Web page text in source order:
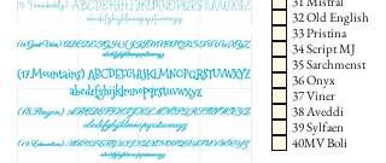
32 Old English
33 Pristina
34 Script MJ
35 Sarchmenst
36 Onyx
37 Viner
38 Aveddi
39 Sylfaen
40MV Boli